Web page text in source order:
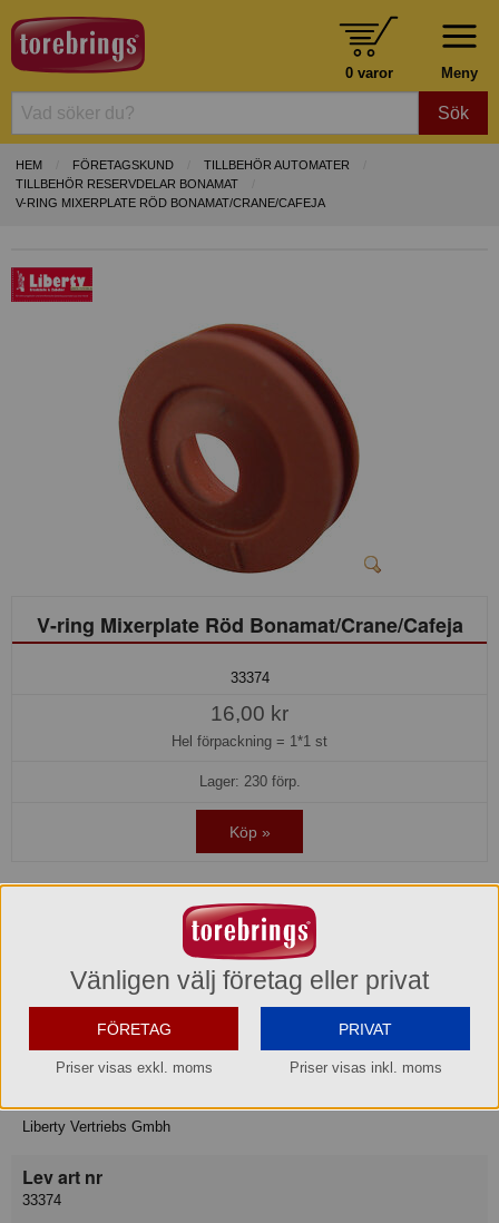
Meny
0 varor
Sök
HEM FÖRETAGSKUND
TILLBEHÖR AUTOMATER
TILLBEHÖR RESERVDELAR BONAMAT
V-RING MIXERPLATE RÖD BONAMAT/CRANE/CAFEJA
V-ring Mixerplate Röd Bonamat/Crane/Cafeja
33374
16,00 kr
Hel förpackning = 1*1 st
Lager: 230 förp.
Köp »
Produktinformation
Varukategori
Reservdel
Leverantör
Liberty Vertriebs Gmbh
Lev art nr
33374
Vänligen välj företag eller privat
FÖRETAG
Priser visas exkl. moms
PRIVAT
Priser visas inkl. moms